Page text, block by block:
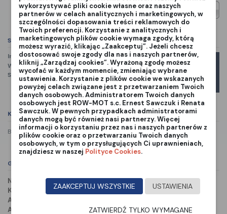
Szczegóły produktu
Marka
Indeks501 76 88-01
W magazynie1 Przedmiot
Stan:Nowy
Komentarze(0)
Brak recenzji
GPSR
NAZWA PRODUCENTA:Husqvarna AB
KRAJ:
ADRES:
ADRES:
Huskvarna, Sweden
wykorzystywać pliki cookie własne oraz naszych
partnerów w celach analitycznych i marketingowych, w
szczególności dopasowania treści reklamowych do
Twoich preferencji. Korzystanie z analitycznych i
marketingowych plików cookie wymaga zgody, którą
możesz wyrazić, klikając „Zaakceptuj”. Jeżeli chcesz
dostosować swoje zgody dla nas i naszych partnerów,
kliknij „Zarządzaj cookies”. Wyrażoną zgodę możesz
wycofać w każdym momencie, zmieniając wybrane
ustawienia. Korzystanie z plików cookie we wskazanych
powyżej celach związane jest z przetwarzaniem Twoich
danych osobowych. Administratorem Twoich danych
osobowych jest ROW-MOT s.c. Ernest Sawczuk i Renata
Sawczuk. W pewnych przypadkach administratorami
danych mogą być również nasi partnerzy. Więcej
informacji o korzystaniu przez nas i naszych partnerów z
plików cookie oraz o przetwarzaniu Twoich danych
osobowych, w tym o przysługujących Ci uprawnieniach,
znajdziesz w naszej Polityce Cookies.
USTAWIENIA
ZAAKCEPTUJ WSZYSTKIE
ZATWIERDŹ TYLKO WYMAGANE